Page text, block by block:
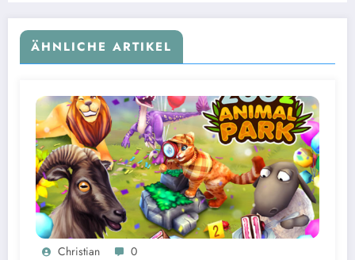
ÄHNLICHE ARTIKEL
Christian 0